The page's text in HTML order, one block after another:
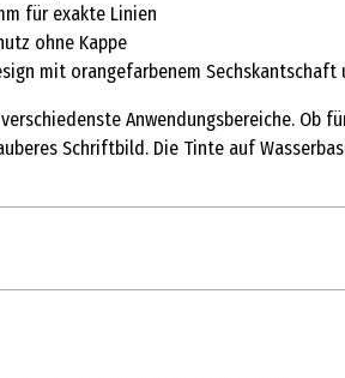
für exakte Linien
ohne Kappe
mit orangefarbenem
Anwendungsbereiche.
Schriftbild. Die Tinte auf